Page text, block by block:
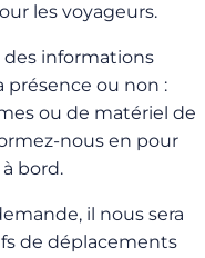
les voyageurs.
informations
présence ou non :
ou de matériel de
nous en pour
bord.
il nous sera
de déplacements